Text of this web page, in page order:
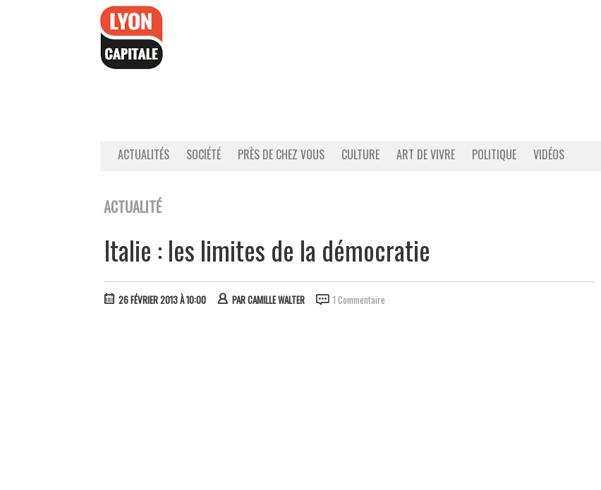
ACTUALITÉS SOCIÉTÉ PRÈS DE CHEZ VOUS CULTURE ART DE VIVRE POLITIQUE VIDÉOS
ACTUALITÉ
Italie : les limites de la démocratie
26 FÉVRIER 2013 À 10:00 PARCAMILLE WALTER 1 Commentaire